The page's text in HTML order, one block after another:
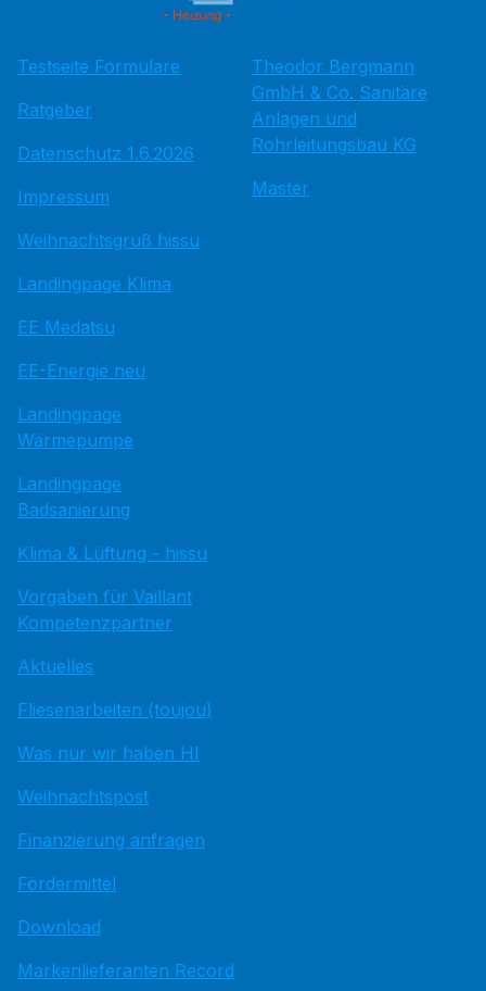
Testseite Formulare
Ratgeber
Datenschutz 1.6.2026
Impressum
Weihnachtsgruß hissu
Landingpage Klima
EE Medatsu
EE-Energie neu
Landingpage
Wärmepumpe
Landingpage
Badsanierung
Klima & Lüftung - hissu
Vorgaben für Vaillant
Kompetenzpartner
Aktuelles
Fliesenarbeiten (toujou)
Was nur wir haben HI
Weihnachtspost
Finanzierung anfragen
Fördermittel
Download
Markenlieferanten Record
Theodor Bergmann
GmbH & Co. Sanitäre
Anlagen und
Rohrleitungsbau KG
Master